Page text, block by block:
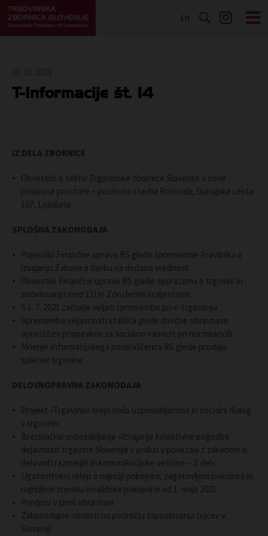
EN
T-Informacije št. 14
IZ DELA ZBORNICE
Obvestilo o selitvi Trgovinske zbornice Slovenije v nove
poslovne prostore – poslovna stavba Rotonda, Dunajska cesta
167, Ljubljana
SPLOŠNA ZAKONODAJA
Pojasnilo Finančne uprave RS glede spremembe Pravilnika o
izvajanju Zakona o davku na dodano vrednost
Obvestilo Finančne uprave RS glede sporazuma o trgovini in
sodelovanju med EU in Združenim kraljestvom
S 1. 7. 2021 začnejo veljati spremembe pri e-trgovanju
Sprememba veljavnosti stališča glede davčne obravnave
oprostitev prispevkov za socialno varnost pri normirancih
Mnenje Informacijskega pooblaščenca RS glede prodaje
spletne trgovine
DELOVNOPRAVNA ZAKONODAJA
Projekt »Trgovinko krepi našo usposobljenost in socialni dialog
v trgovini«
Brezplačno usposabljanje »Izvajanje kolektivne pogodbe
dejavnosti trgovine Slovenije v praksi v povezavi z zakonom o
delovnih razmerjih in komunikacijske veščine – 2. del«
Ugotovitveni sklep o najnižji pokojnini, zagotovljeni pokojnini in
najnižjem znesku invalidske pokojnine od 1. maja 2021
Predpisi v javni obravnavi
Zakonodajne novosti na področju zaposlovanja tujcev v
Sloveniji